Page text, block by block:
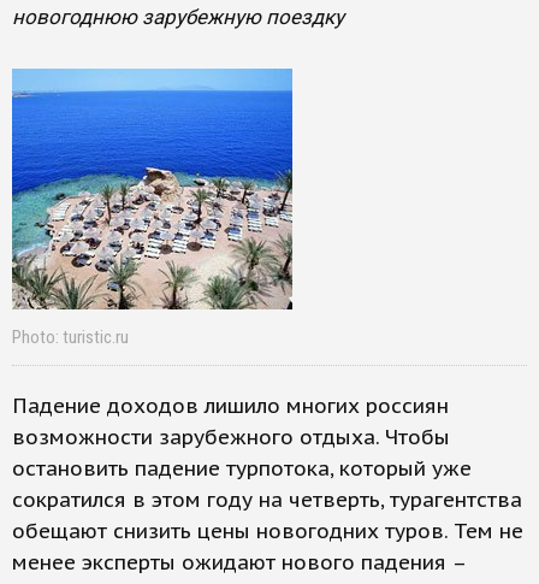
новогоднюю зарубежную поездку
Photo: turistic.ru
Падение доходов лишило многих россиян
возможности зарубежного отдыха. Чтобы
остановить падение турпотока, который уже
сократился в этом году на четверть, турагентства
обещают снизить цены новогодних туров. Тем не
менее эксперты ожидают нового падения –